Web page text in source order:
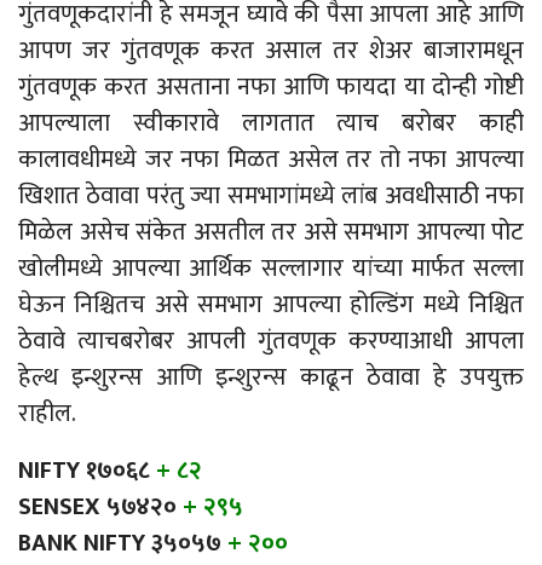
गुंतवणूकदारांनी हे समजून घ्यावे की पैसा आपला आहे आणि
आपण जर गुंतवणूक करत असाल तर शेअर बाजारामधून
गुंतवणूक करत असताना नफा आणि फायदा या दोन्ही गोष्टी
आपल्याला स्वीकारावे लागतात त्याच बरोबर काही
कालावधीमध्ये जर नफा मिळत असेल तर तो नफा आपल्या
खिशात ठेवावा परंतु ज्या समभागांमध्ये लांब अवधीसाठी नफा
मिळेल असेच संकेत असतील तर असे समभाग आपल्या पोट
खोलीमध्ये आपल्या आर्थिक सल्लागार यांच्या मार्फत सल्ला
घेऊन निश्चितच असे समभाग आपल्या होल्डिंग मध्ये निश्चित
ठेवावे त्याचबरोबर आपली गुंतवणूक करण्याआधी आपला
हेल्थ इन्शुरन्स आणि इन्शुरन्स काढून ठेवावा हे उपयुक्त
राहील.
NIFTY १७०६८+ ८२
SENSEX ५७४२० + २९५
BANK NIFTY ३५०५७ + २००